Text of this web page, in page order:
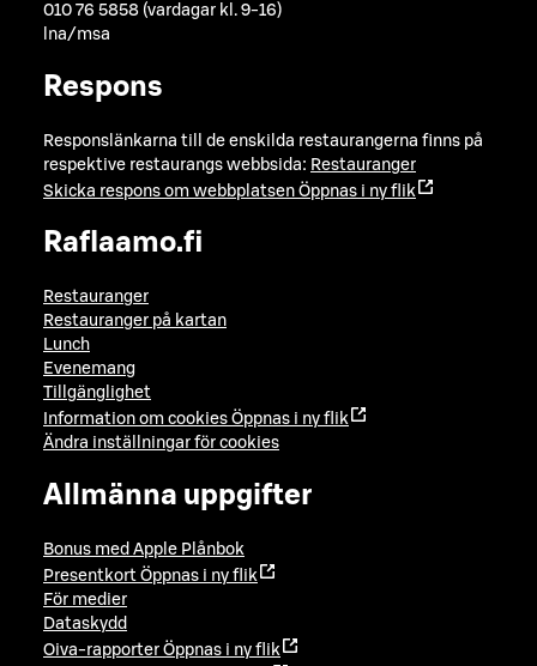
010 76 5858 (vardagar kl. 9-16)
lna/msa
Respons
Responslänkarna till de enskilda restaurangerna finns på
respektive restaurangs webbsida: Restauranger
Skicka respons om webbplatsen Öppnas i ny flik
Raflaamo.fi
Restauranger
Restauranger på kartan
Lunch
Evenemang
Tillgänglighet
Information om cookies Öppnas i ny flik
Ändra inställningar för cookies
Allmänna uppgifter
Bonus med Apple Plånbok
Presentkort Öppnas i ny flik
För medier
Dataskydd
Oiva-rapporter Öppnas i ny flik